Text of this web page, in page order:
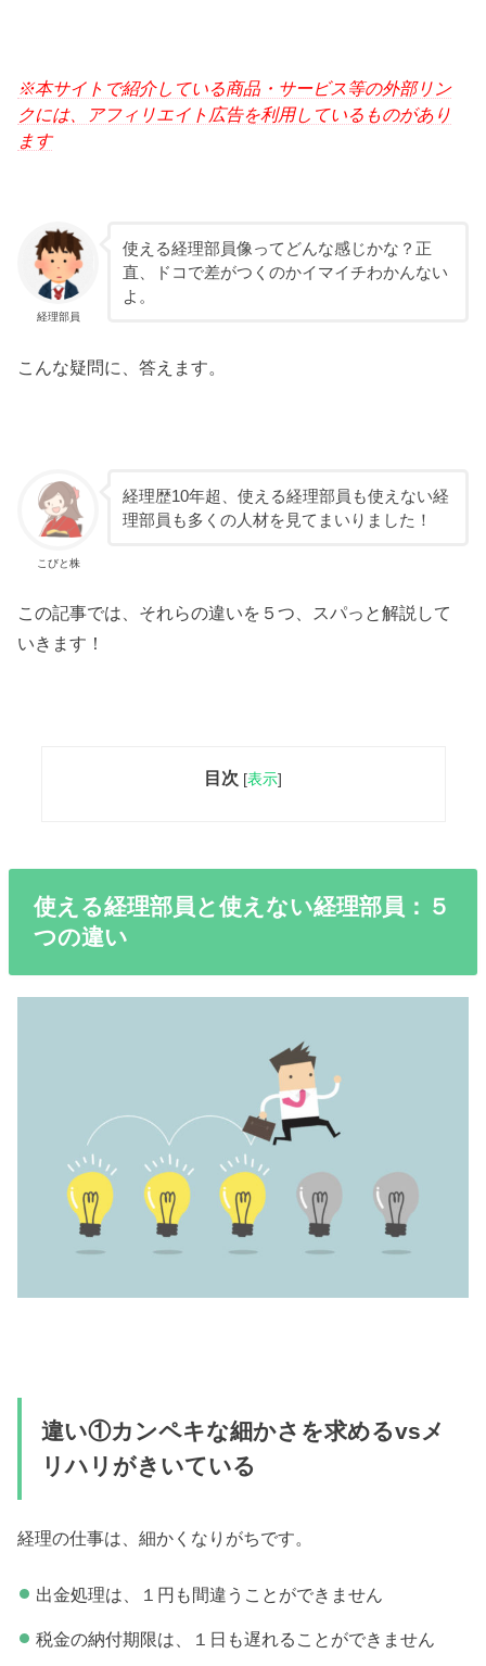
※本サイトで紹介している商品・サービス等の外部リン
クには、アフィリエイト広告を利用しているものがあり
ます
経理部員
使える経理部員像ってどんな感じかな？正
直、ドコで差がつくのかイマイチわかんない
よ。
こんな疑問に、答えます。
こびと株
経理歴10年超、使える経理部員も使えない経
理部員も多くの人材を見てまいりました！
この記事では、それらの違いを５つ、スパっと解説して
いきます！
目次 [表示]
使える経理部員と使えない経理部員：５
つの違い
違い①カンペキな細かさを求めるvsメ
リハリがきいている
経理の仕事は、細かくなりがちです。
出金処理は、１円も間違うことができません
税金の納付期限は、１日も遅れることができません